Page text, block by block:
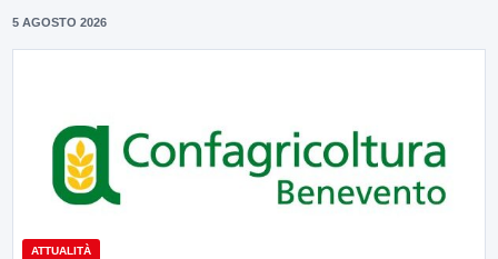
5 AGOSTO 2026
ATTUALITÀ